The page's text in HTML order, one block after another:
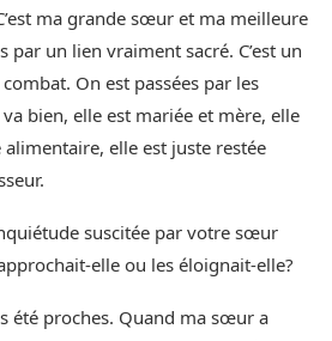
ma grande sœur et ma meilleure
par un lien vraiment sacré. C’est un
On est passées par les
bien, elle est mariée et mère, elle
alimentaire, elle est juste restée
suscitée par votre sœur
elle ou les éloignait-elle?
été proches. Quand ma sœur a